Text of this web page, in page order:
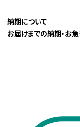
納期について
お届けまでの納期・お